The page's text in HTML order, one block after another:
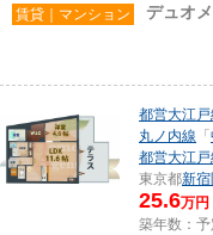
賃貸｜マンション デュオ
都営大江戸
丸ノ内線 「
都営大江戸
東京都新宿
25.6万円
築年数：予